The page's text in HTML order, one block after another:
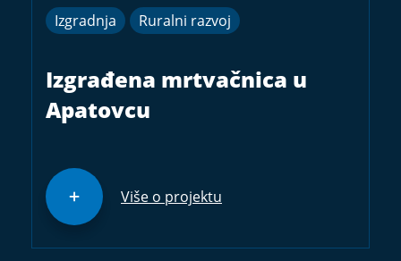
Izgradnja Ruralni razvoj
Izgrađena mrtvačnica u
Apatovcu
Više o projektu